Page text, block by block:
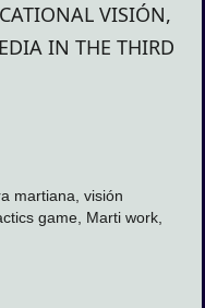
VISIÓN,
IN THE THIRD
martiana, visión
game, Marti work,